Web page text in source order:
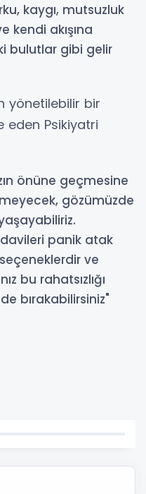
kaygı, mutsuzluk
kendi akışına
bulutlar gibi gelir
yönetilebilir bir
eden Psikiyatri
önüne geçmesine
gözümüzde
panik atak
ve
bu rahatsızlığı
bırakabilirsiniz"